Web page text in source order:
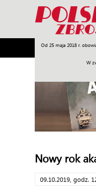
Od 25 maja 2018 r.
W
Armia Poligon
Nowy rok
09.10.2019, godz.